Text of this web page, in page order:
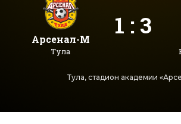
Арсенал-М
Тула
1 : 3
Тула, стадион академии